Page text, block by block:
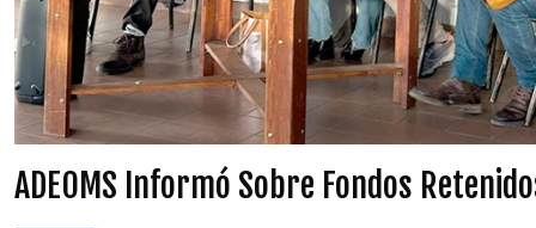
ADEOMS Informó Sobre Fondos